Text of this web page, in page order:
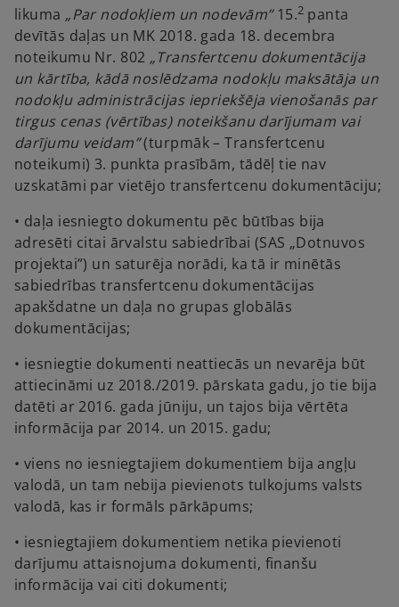
likuma „Par nodokļiem un nodevām”15.2 panta
devītās daļas un MK 2018. gada 18. decembra
noteikumu Nr. 802 „Transfertcenu dokumentācija
un kārtība, kādā noslēdzama nodokļu maksātāja un
nodokļu administrācijas iepriekšēja vienošanās par
tirgus cenas (vērtības) noteikšanu darījumam vai
darījumu veidam”(turpmāk – Transfertcenu
noteikumi) 3. punkta prasībām, tādēļ tie nav
uzskatāmi par vietējo transfertcenu dokumentāciju;
• daļa iesniegto dokumentu pēc būtības bija
adresēti citai ārvalstu sabiedrībai (SAS „Dotnuvos
projektai”) un saturēja norādi, ka tā ir minētās
sabiedrības transfertcenu dokumentācijas
apakšdatne un daļa no grupas globālās
dokumentācijas;
• iesniegtie dokumenti neattiecās un nevarēja būt
attiecināmi uz 2018./2019. pārskata gadu, jo tie bija
datēti ar 2016. gada jūniju, un tajos bija vērtēta
informācija par 2014. un 2015. gadu;
• viens no iesniegtajiem dokumentiem bija angļu
valodā, un tam nebija pievienots tulkojums valsts
valodā, kas ir formāls pārkāpums;
• iesniegtajiem dokumentiem netika pievienoti
darījumu attaisnojuma dokumenti, finanšu
informācija vai citi dokumenti;